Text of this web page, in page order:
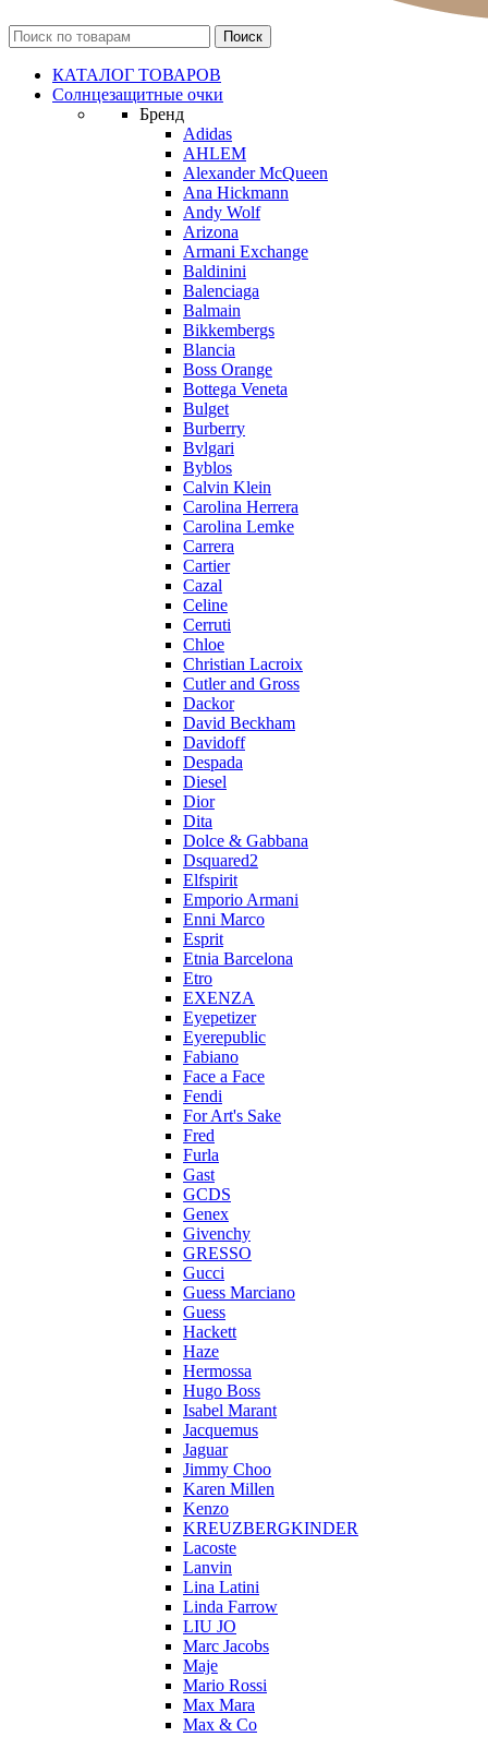
КАТАЛОГ ТОВАРОВ
Солнцезащитные очки
Бренд
Adidas
AHLEM
Alexander McQueen
Ana Hickmann
Andy Wolf
Arizona
Armani Exchange
Baldinini
Balenciaga
Balmain
Bikkembergs
Blancia
Boss Orange
Bottega Veneta
Bulget
Burberry
Bvlgari
Byblos
Calvin Klein
Carolina Herrera
Carolina Lemke
Carrera
Cartier
Cazal
Celine
Cerruti
Chloe
Christian Lacroix
Cutler and Gross
Dackor
David Beckham
Davidoff
Despada
Diesel
Dior
Dita
Dolce & Gabbana
Dsquared2
Elfspirit
Emporio Armani
Enni Marco
Esprit
Etnia Barcelona
Etro
EXENZA
Eyepetizer
Eyerepublic
Fabiano
Face a Face
Fendi
For Art's Sake
Fred
Furla
Gast
GCDS
Genex
Givenchy
GRESSO
Gucci
Guess Marciano
Guess
Hackett
Haze
Hermossa
Hugo Boss
Isabel Marant
Jacquemus
Jaguar
Jimmy Choo
Karen Millen
Kenzo
KREUZBERGKINDER
Lacoste
Lanvin
Lina Latini
Linda Farrow
LIU JO
Marc Jacobs
Maje
Mario Rossi
Max Mara
Max & Co